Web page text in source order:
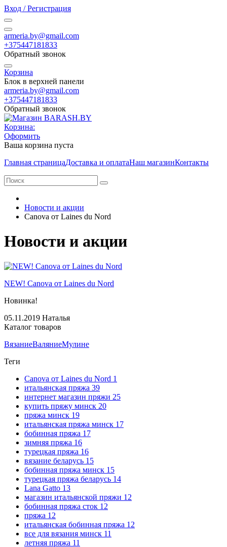
Вход / Регистрация
armeria.by@gmail.com
+375447181833
Обратный звонок
Корзина
Блок в верхней панели
armeria.by@gmail.com
+375447181833
Обратный звонок
Корзина:
Оформить
Ваша корзина пуста
Главная страницаДоставка и оплатаНаш магазинКонтакты
Новости и акции
Canova от Laines du Nord
Новости и акции
NEW! Canova от Laines du Nord
Новинка!
05.11.2019 Наталья
Каталог товаров
ВязаниеВаляниеМулине
Теги
Canova от Laines du Nord 1
итальянская пряжа 39
интернет магазин пряжи 25
купить пряжу минск 20
пряжа минск 19
итальянская пряжа минск 17
бобинная пряжа 17
зимняя пряжа 16
турецкая пряжа 16
вязание беларусь 15
бобинная пряжа минск 15
турецкая пряжа беларусь 14
Lana Gatto 13
магазин итальянской пряжи 12
бобинная пряжа сток 12
пряжа 12
итальянская бобинная пряжа 12
все для вязания минск 11
летняя пряжа 11